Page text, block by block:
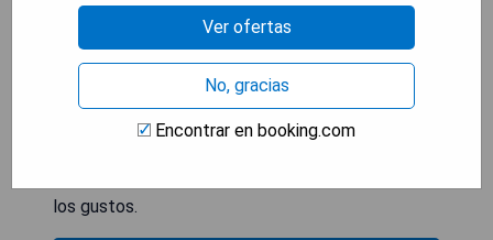
centros comerciales.
- Spa y tratamientos rejuvenecedores disponibles.
- Opción de comidas al aire libre en un ambiente
encantador.
- Modernas comodidades en las habitaciones con
los gustos.
Ver ofertas
No, gracias
Encontrar en booking.com